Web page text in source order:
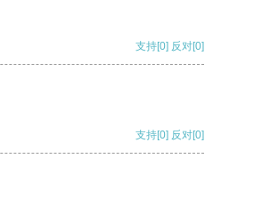
支持[0] 反对[0]
支持[0] 反对[0]